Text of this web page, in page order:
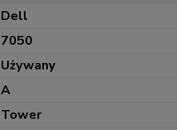
Dell
7050
Używany
A
Tower